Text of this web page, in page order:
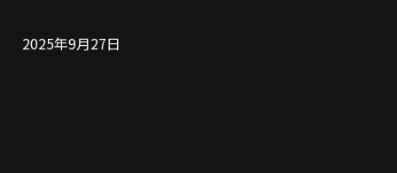
2025年9月27日